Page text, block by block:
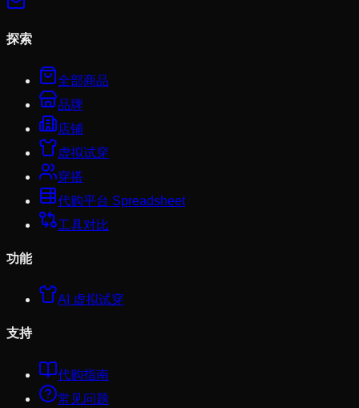
探索
全部商品
品牌
店铺
虚拟试穿
穿搭
代购平台 Spreadsheet
工具对比
功能
AI 虚拟试穿
支持
代购指南
常见问题